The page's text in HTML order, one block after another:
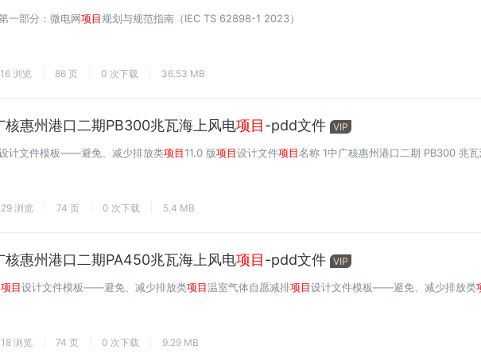
一部分：微电网项目规划与规范指南（IEC TS 62898-1 2023）
16 浏览 86 页 0 次下载 36.53 MB
核惠州港口二期PB300兆瓦海上风电项目-pdd文件 VIP
计文件模板——避免、减少排放类项目11.0 版项目设计文件项目名称 1中广核惠州港口二期 PB300 兆
29 浏览 74 页 0 次下载 5.4 MB
核惠州港口二期PA450兆瓦海上风电项目-pdd文件 VIP
项目设计文件模板——避免、减少排放类项目温室气体自愿减排项目设计文件模板——避免、减少排放类
18 浏览 74 页 0 次下载 9.29 MB